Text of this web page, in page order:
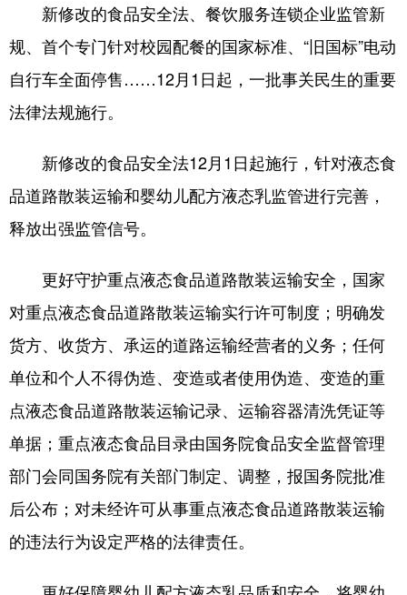
食品 人居 信息化 乡村振兴
会展
亚太网 上市公司 投教基地
北京 天津 河北 山西
辽宁 吉林 上海 江苏
山东 河南 湖北 湖南
广东 广西 海南 重庆
四川 贵州 云南 西藏
陕西 甘肃 青海 宁夏
新疆 内蒙古 黑龙江
新修改的食品安全法、餐饮服务连锁企业监管新
规、首个专门针对校园配餐的国家标准、“旧国标”电动
自行车全面停售……12月1日起，一批事关民生的重要
法律法规施行。
新修改的食品安全法12月1日起施行，针对液态食
品道路散装运输和婴幼儿配方液态乳监管进行完善，
释放出强监管信号。
更好守护重点液态食品道路散装运输安全，国家
对重点液态食品道路散装运输实行许可制度；明确发
货方、收货方、承运的道路运输经营者的义务；任何
单位和个人不得伪造、变造或者使用伪造、变造的重
点液态食品道路散装运输记录、运输容器清洗凭证等
单据；重点液态食品目录由国务院食品安全监督管理
部门会同国务院有关部门制定、调整，报国务院批准
后公布；对未经许可从事重点液态食品道路散装运输
的违法行为设定严格的法律责任。